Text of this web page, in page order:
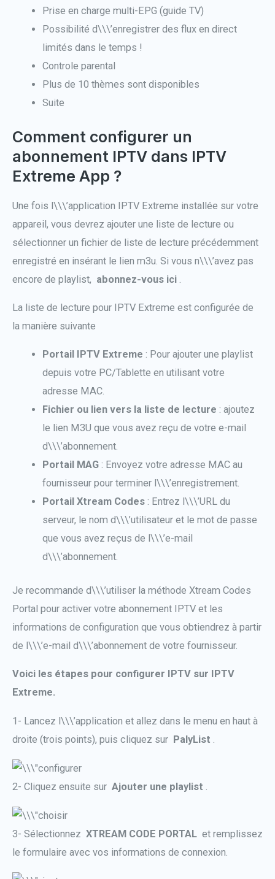
Prise en charge multi-EPG (guide TV)
Possibilité d\\\’enregistrer des flux en direct
limités dans le temps !
Controle parental
Plus de 10 thèmes sont disponibles
Suite
Comment configurer un
abonnement IPTV dans IPTV
Extreme App ?
Une fois l\\\’application IPTV Extreme installée sur votre
appareil, vous devrez ajouter une liste de lecture ou
sélectionner un fichier de liste de lecture précédemment
enregistré en insérant le lien m3u. Si vous n\\\’avez pas
encore de playlist, abonnez-vous ici
La liste de lecture pour IPTV Extreme est configurée de
la manière suivante
Portail IPTV Extreme : Pour ajouter une playlist
depuis votre PC/Tablette en utilisant votre
adresse MAC.
Fichier ou lien vers la liste de lecture : ajoutez
le lien M3U que vous avez reçu de votre e-mail
d\\\’abonnement.
Portail MAG : Envoyez votre adresse MAC au
fournisseur pour terminer l\\\’enregistrement.
Portail Xtream Codes : Entrez l\\\’URL du
serveur, le nom d\\\’utilisateur et le mot de passe
que vous avez reçus de l\\\’e-mail
d\\\’abonnement.
Je recommande d\\\’utiliser la méthode Xtream Codes
Portal pour activer votre abonnement IPTV et les
informations de configuration que vous obtiendrez à partir
de l\\\’e-mail d\\\’abonnement de votre fournisseur.
Voici les étapes pour configurer IPTV sur IPTV
Extreme.
1- Lancez l\\\’application et allez dans le menu en haut à
droite (trois points), puis cliquez sur PalyList .
2- Cliquez ensuite sur Ajouter une playlist .
3- Sélectionnez XTREAM CODE PORTAL et remplissez
le formulaire avec vos informations de connexion.